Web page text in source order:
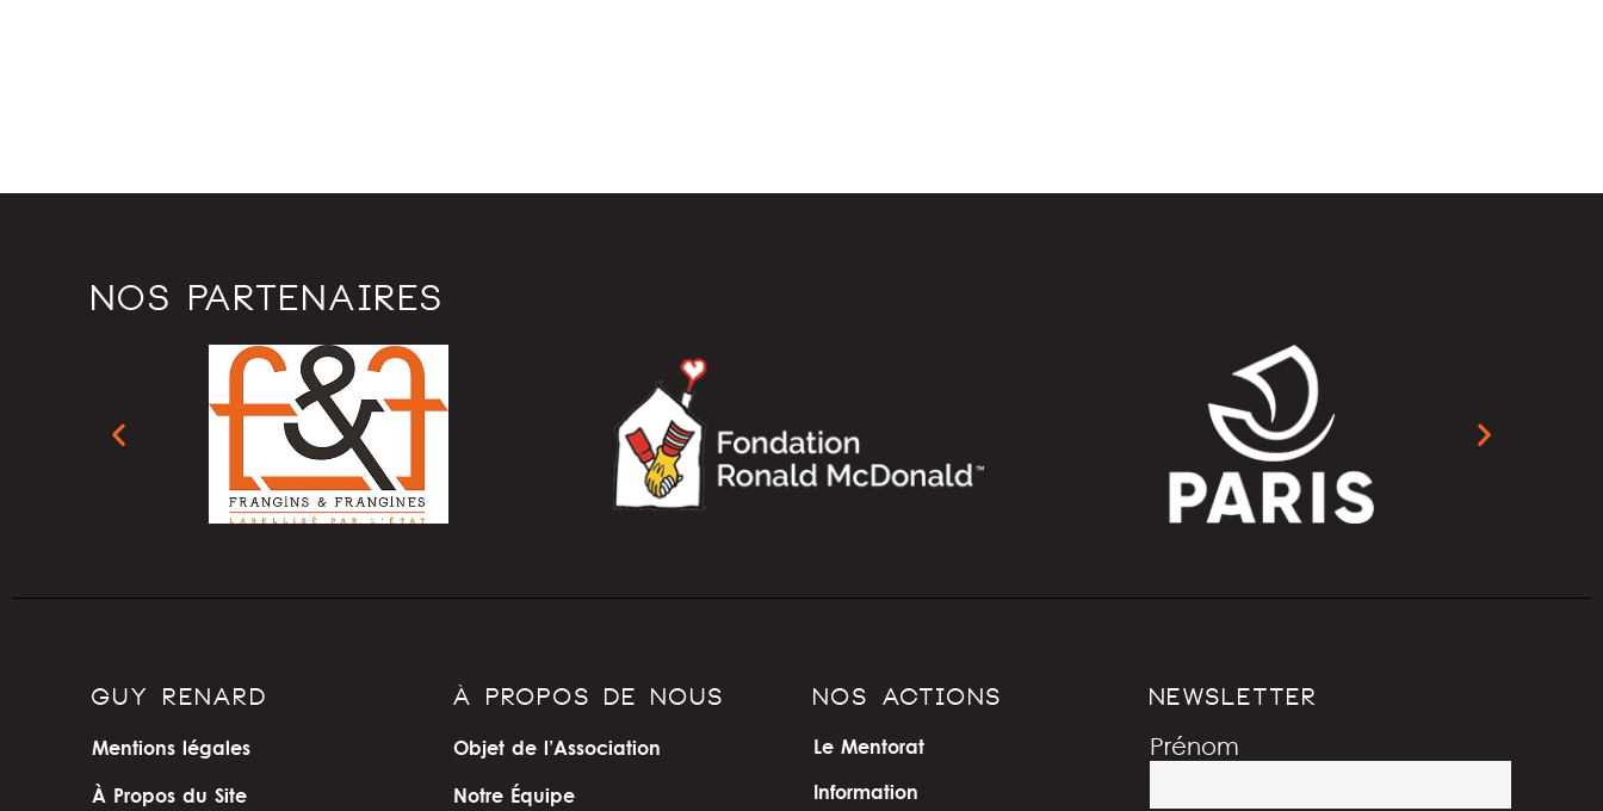
NOS PARTENAIRES
GUY RENARD
Mentions légales
À Propos du Site
À PROPOS DE NOUS
Objet de l’Association
Notre Équipe
NOS ACTIONS
Le Mentorat
Information
NEWSLETTER
Prénom